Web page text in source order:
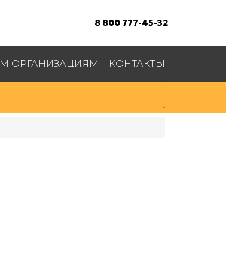
8 800 777-45-32
ОРГАНИЗАЦИЯМ КОНТАКТЫ